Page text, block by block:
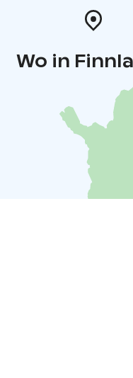
Wo in